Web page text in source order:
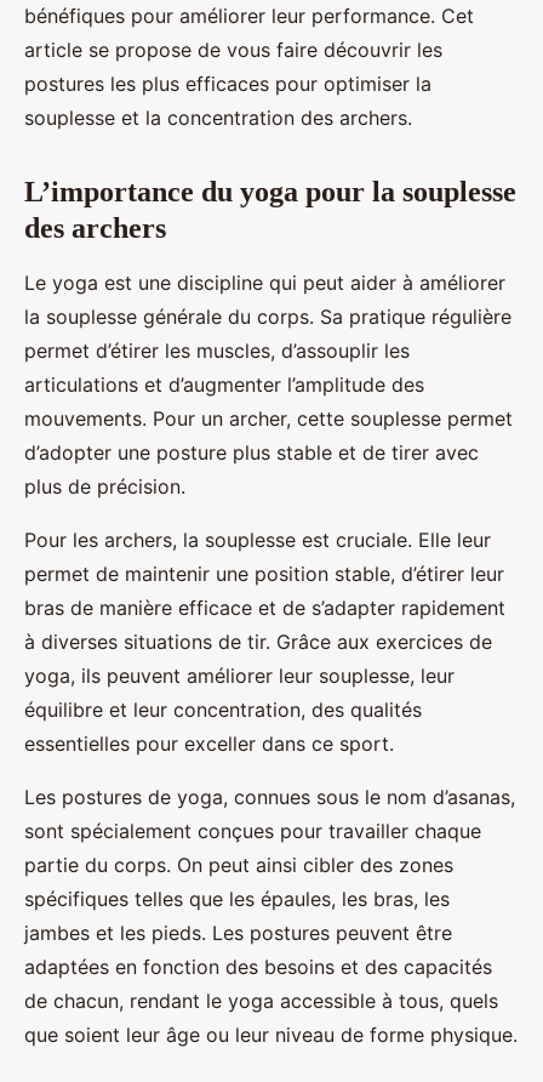
bénéfiques pour améliorer leur performance. Cet
article se propose de vous faire découvrir les
postures les plus efficaces pour optimiser la
souplesse et la concentration des archers.
L’importance du yoga pour la souplesse
des archers
Le yoga est une discipline qui peut aider à améliorer
la souplesse générale du corps. Sa pratique régulière
permet d’étirer les muscles, d’assouplir les
articulations et d’augmenter l’amplitude des
mouvements. Pour un archer, cette souplesse permet
d’adopter une posture plus stable et de tirer avec
plus de précision.
Pour les archers, la souplesse est cruciale. Elle leur
permet de maintenir une position stable, d’étirer leur
bras de manière efficace et de s’adapter rapidement
à diverses situations de tir. Grâce aux exercices de
yoga, ils peuvent améliorer leur souplesse, leur
équilibre et leur concentration, des qualités
essentielles pour exceller dans ce sport.
Les postures de yoga, connues sous le nom d’asanas,
sont spécialement conçues pour travailler chaque
partie du corps. On peut ainsi cibler des zones
spécifiques telles que les épaules, les bras, les
jambes et les pieds. Les postures peuvent être
adaptées en fonction des besoins et des capacités
de chacun, rendant le yoga accessible à tous, quels
que soient leur âge ou leur niveau de forme physique.